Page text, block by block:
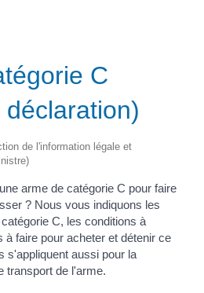
C
de l'information légale et
arme de catégorie C pour faire
? Nous vous indiquons les
C, les conditions à
à faire pour acheter et détenir ce
s'appliquent aussi pour la
transport de l'arme.